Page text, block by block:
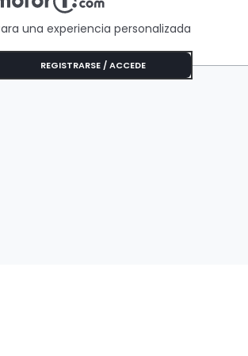
una experiencia personalizada
REGISTRARSE / ACCEDE